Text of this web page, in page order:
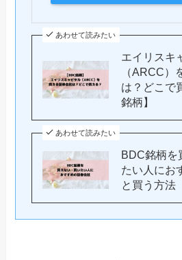
あわせて読みたい
エイリスキ
（ARCC）
は？どこで
銘柄】
あわせて読みたい
BDC銘柄を
たい人にお
と買う方法